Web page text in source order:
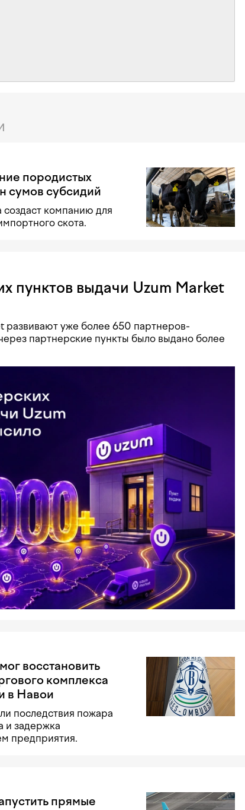
породистых
сумов субсидий
создаст компанию для
скота.
пунктов выдачи Uzum Market
развивают уже более 650 партнеров-
партнерские пункты было выдано более
восстановить
комплекса
в Навои
последствия пожара
и задержка
предприятия.
прямые